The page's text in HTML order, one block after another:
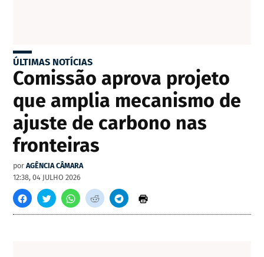
ÚLTIMAS NOTÍCIAS
Comissão aprova projeto
que amplia mecanismo de
ajuste de carbono nas
fronteiras
por AGÊNCIA CÂMARA
12:38, 04 JULHO 2026